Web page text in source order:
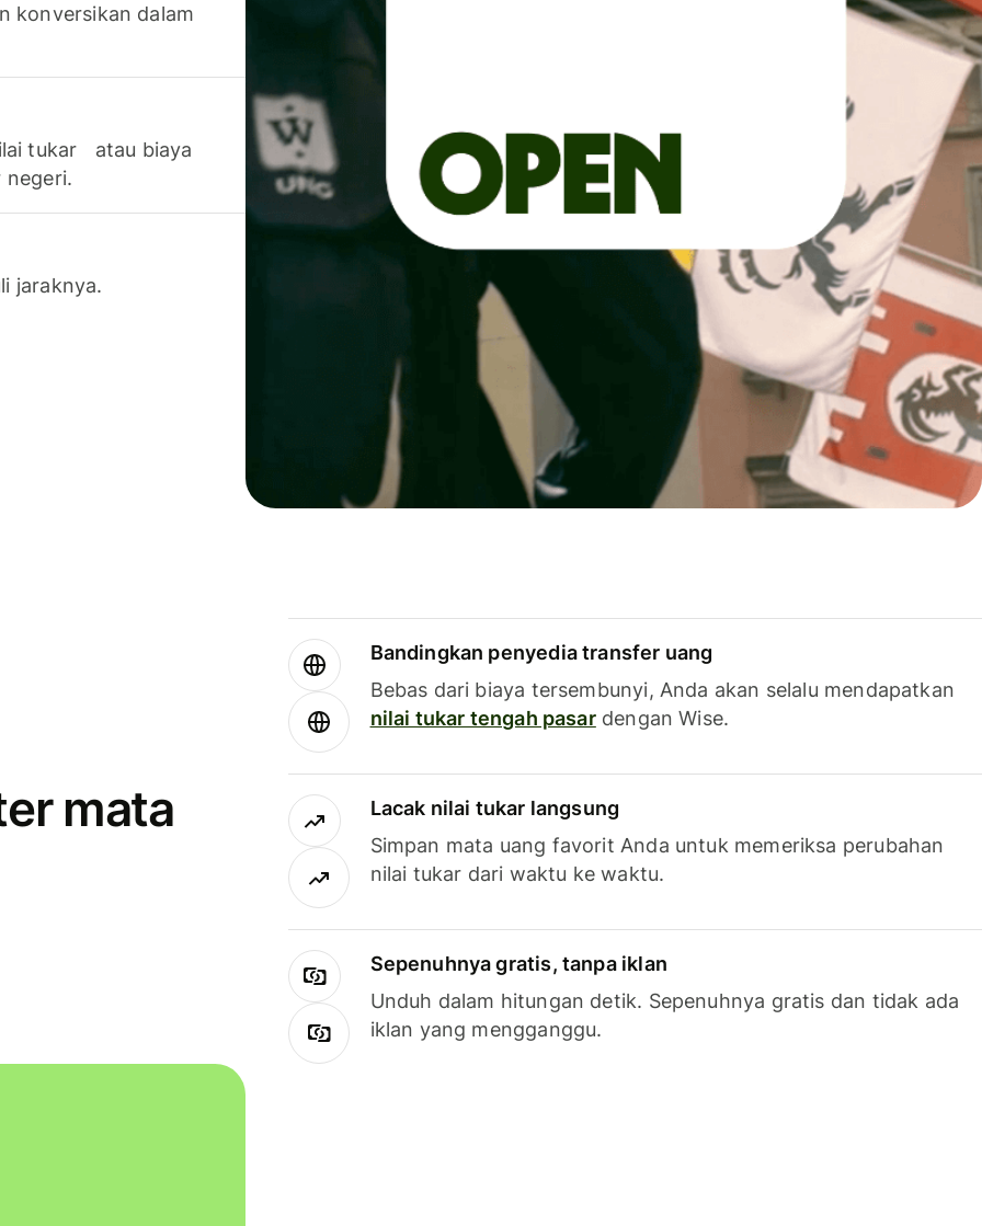
konversikan dalam
tukar atau biaya
negeri.
jaraknya.
mata
Bandingkan penyedia transfer uang
Bebas dari biaya tersembunyi, Anda akan selalu mendapatkan
nilai tukar tengah pasardengan Wise.
Lacak nilai tukar langsung
Simpan mata uang favorit Anda untuk memeriksa perubahan
nilai tukar dari waktu ke waktu.
Sepenuhnya gratis, tanpa iklan
Unduh dalam hitungan detik. Sepenuhnya gratis dan tidak ada
iklan yang mengganggu.